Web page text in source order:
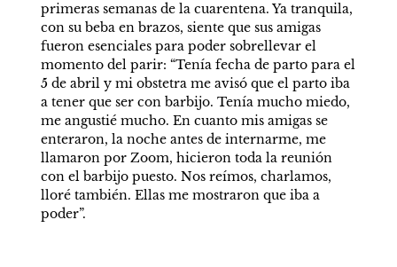
primeras semanas de la cuarentena. Ya tranquila,
con su beba en brazos, siente que sus amigas
fueron esenciales para poder sobrellevar el
momento del parir: “Tenía fecha de parto para el
5 de abril y mi obstetra me avisó que el parto iba
a tener que ser con barbijo. Tenía mucho miedo,
me angustié mucho. En cuanto mis amigas se
enteraron, la noche antes de internarme, me
llamaron por Zoom, hicieron toda la reunión
con el barbijo puesto. Nos reímos, charlamos,
lloré también. Ellas me mostraron que iba a
poder”.